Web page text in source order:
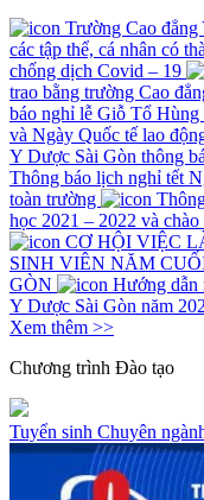
Trường Cao
các tập thể, cá nhân có
chống dịch Covid – 19
trao bằng trường Cao
báo nghỉ lễ Giỗ Tổ
và Ngày Quốc tế lao
Y Dược Sài Gòn thông
Thông báo lịch nghỉ tết
toàn trường
học 2021 – 2022 và
CƠ HỘI VIỆC
SINH VIÊN NĂM
GÒN
Hướng dẫn
Y Dược Sài Gòn năm
Xem thêm >>
Chương trình Đào tạo
Tuyển sinh Chuyên